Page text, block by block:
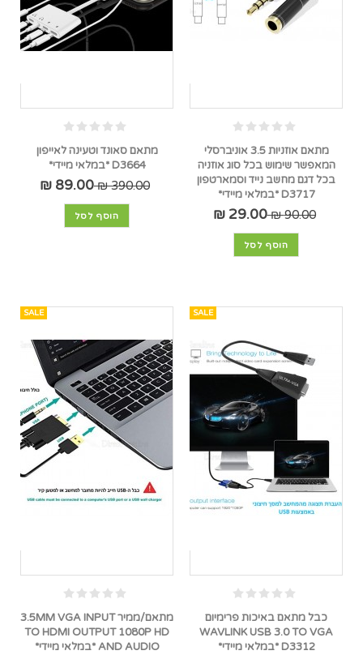
מתאם אוזניות 3.5 אוניברסלי
המאפשר שימוש בכל סוג אוזניה
בכל דגם מחשב נייד וסמארטפון
D3717 *במלאי מיידי*
90.00 ₪
29.00 ₪
הוסף לסל
מתאם סאונד וטעינה לאייפון
D3664 *במלאי מיידי*
390.00 ₪
89.00 ₪
הוסף לסל
SALE
כבל מתאם באיכות פרימיום
WAVLINK USB 3.0 TO VGA
D3312 *במלאי מיידי*
SALE
מתאם/ממיר 3.5MM VGA INPUT
TO HDMI OUTPUT 1080P HD
AND AUDIO *במלאי מיידי*